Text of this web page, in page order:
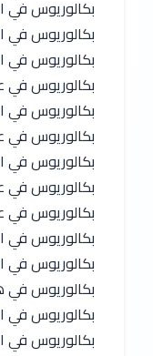
بكالوريوس في
بكالوريوس في
بكالوريوس في
بكالوريوس في
بكالوريوس في
بكالوريوس في
بكالوريوس في
بكالوريوس في
بكالوريوس في
بكالوريوس في
بكالوريوس في
بكالوريوس في
بكالوريوس في
بكالوريوس في